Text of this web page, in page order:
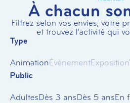
À chacun
Filtrez selon vos envies, votre
et trouvez l'activité qui
Type
AnimationÉvénementExposition
Public
AdultesDès 3 ansDès 5 ansEn